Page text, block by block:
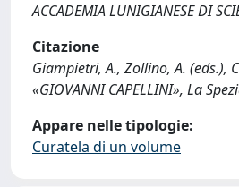
ACCADEMIA LUNIGIANESE DI
Citazione
Giampietri, A., Zollino, A. (eds.),
«GIOVANNI CAPELLINI», La
Appare nelle tipologie:
Curatela di un volume